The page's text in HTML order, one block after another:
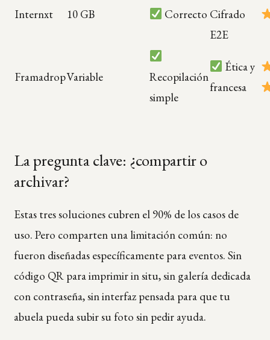
Internxt 10 GB Correcto Cifrado
E2E
FramadropVariable
Recopilación
simple
Ética y
francesa
La pregunta clave: ¿compartir o
archivar?
Estas tres soluciones cubren el 90% de los casos de
uso. Pero comparten una limitación común: no
fueron diseñadas específicamente para eventos. Sin
código QR para imprimir in situ, sin galería dedicada
con contraseña, sin interfaz pensada para que tu
abuela pueda subir su foto sin pedir ayuda.